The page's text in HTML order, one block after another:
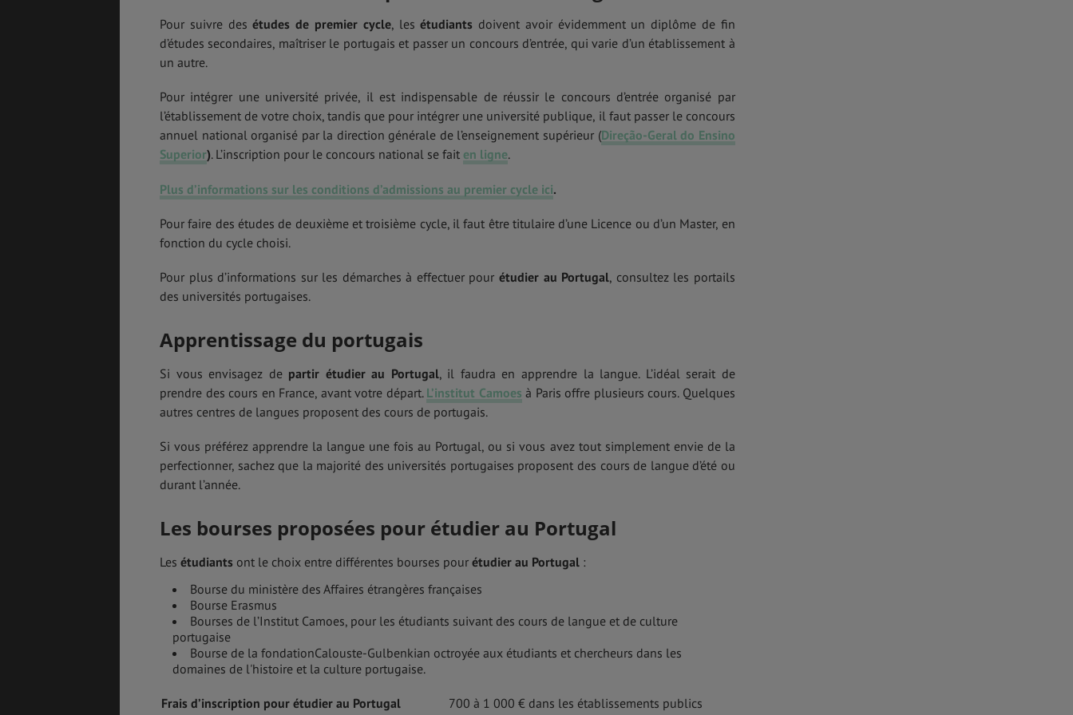
Pour suivre desétudes de premier cycle, lesétudiants doivent avoir évidemment un diplôme de fin
d’études secondaires, maîtriser le portugais et passer un concours d’entrée, qui varie d’un établissement à
un autre.
Pour intégrer une université privée, il est indispensable de réussir le concours d’entrée organisé par
l’établissement de votre choix, tandis que pour intégrer une université publique, il faut passer le concours
annuel national organisé par la direction générale de l’enseignement supérieur (Direção-Geral do Ensino
Superior). L’inscription pour le concours national se fait en ligne.
Plus d’informations sur les conditions d’admissions au premier cycle ici.
Pour faire des études de deuxième et troisième cycle, il faut être titulaire d’une Licence ou d’un Master, en
fonction du cycle choisi.
Pour plus d’informations sur les démarches à effectuer pour étudier au Portugal, consultez les portails
des universités portugaises.
Apprentissage du portugais
Si vous envisagez de partir étudier au Portugal, il faudra en apprendre la langue. L’idéal serait de
prendre des cours en France, avant votre départ. L’institut Camoes à Paris offre plusieurs cours. Quelques
autres centres de langues proposent des cours de portugais.
Si vous préférez apprendre la langue une fois au Portugal, ou si vous avez tout simplement envie de la
perfectionner, sachez que la majorité des universités portugaises proposent des cours de langue d’été ou
durant l’année.
Les bourses proposées pour étudier au Portugal
Les étudiants ont le choix entre différentes bourses pour étudier au Portugal :
Bourse du ministère des Affaires étrangères françaises
Bourse Erasmus
Bourses de l’Institut Camoes, pour les étudiants suivant des cours de langue et de culture
portugaise
Bourse de la fondationCalouste-Gulbenkian octroyée aux étudiants et chercheurs dans les
domaines de l'histoire et la culture portugaise.
Frais d’inscription pour étudier au Portugal 700 à 1 000 € dans les établissements publics